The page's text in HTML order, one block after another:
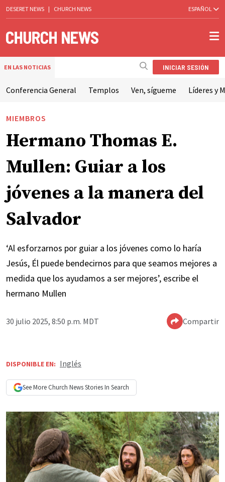
DESERET NEWS | CHURCH NEWS ESPAÑOL
EN LAS NOTICIAS INICIAR SESIÓN
Conferencia General Templos Ven, sígueme Líderes y
MIEMBROS
Hermano Thomas E.
Mullen: Guiar a los
jóvenes a la manera del
Salvador
‘Al esforzarnos por guiar a los jóvenes como lo haría
Jesús, Él puede bendecirnos para que seamos mejores a
medida que los ayudamos a ser mejores’, escribe el
hermano Mullen
30 julio 2025, 8:50 p.m. MDT Compartir
DISPONIBLE EN: Inglés
See More Church NewsStories In Search